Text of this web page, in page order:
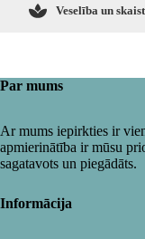
Veselība un
Par mums
Ar mums iepirkties ir
apmierinātība ir mūsu
sagatavots un piegādāts.
Informācija